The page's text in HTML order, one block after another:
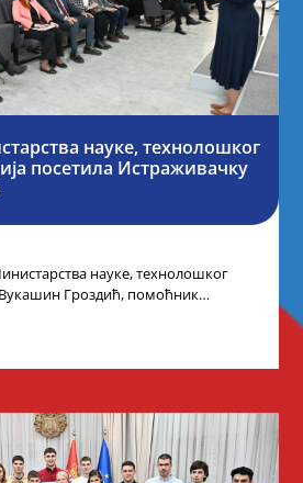
науке, технолошког
посетила Истраживачку
науке, технолошког
Вукашин Гроздић, помоћник